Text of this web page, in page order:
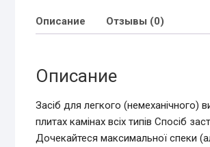
Описание Отзывы (0)
Описание
Засіб для легкого (немеханічного)
плитах камінах всіх типів Спосіб
Дочекайтеся максимальної спеки